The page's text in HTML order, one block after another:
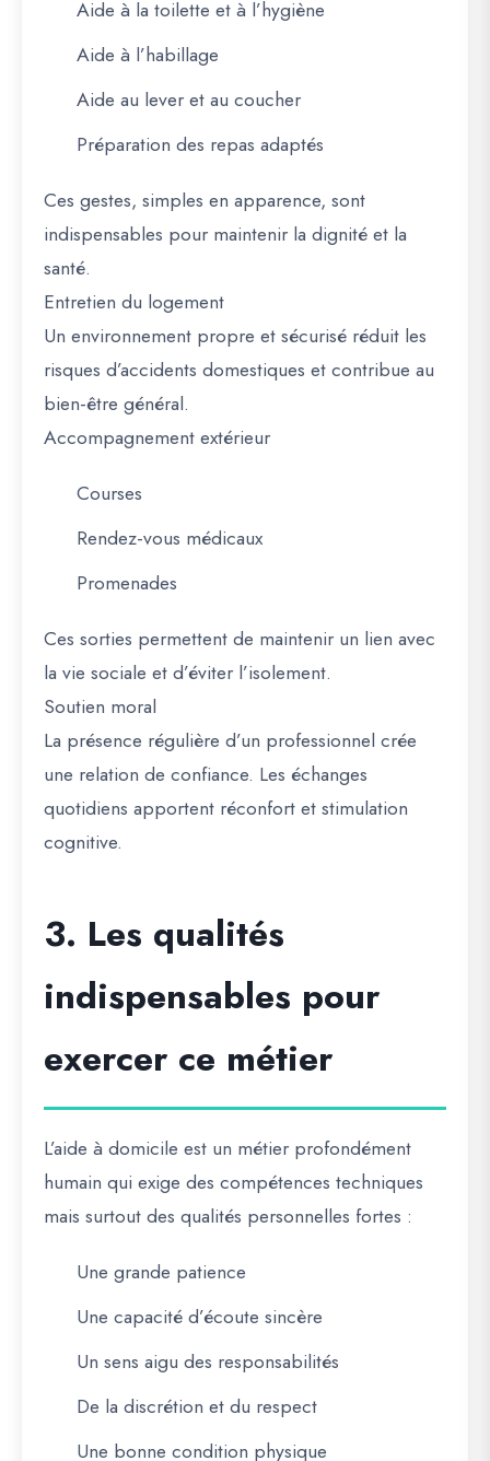
Aide à la toilette et à l’hygiène
Aide à l’habillage
Aide au lever et au coucher
Préparation des repas adaptés
Ces gestes, simples en apparence, sont
indispensables pour maintenir la dignité et la
santé.
Entretien du logement
Un environnement propre et sécurisé réduit les
risques d’accidents domestiques et contribue au
bien-être général.
Accompagnement extérieur
Courses
Rendez-vous médicaux
Promenades
Ces sorties permettent de maintenir un lien avec
la vie sociale et d’éviter l’isolement.
Soutien moral
La présence régulière d’un professionnel crée
une relation de confiance. Les échanges
quotidiens apportent réconfort et stimulation
cognitive.
3. Les qualités
indispensables pour
exercer ce métier
L’aide à domicile est un métier profondément
humain qui exige des compétences techniques
mais surtout des qualités personnelles fortes :
Une grande patience
Une capacité d’écoute sincère
Un sens aigu des responsabilités
De la discrétion et du respect
Une bonne condition physique